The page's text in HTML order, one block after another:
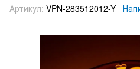
Артикул: VPN-283512012-Y